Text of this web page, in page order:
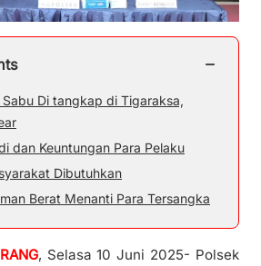
−
Di tangkap di Tigaraksa,
dan Keuntungan Para Pelaku
Dibutuhkan
Berat Menanti Para Tersangka
, Selasa 10 Juni 2025- Polsek